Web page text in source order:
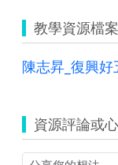
教學資源檔
陳志昇_復興
資源評論或